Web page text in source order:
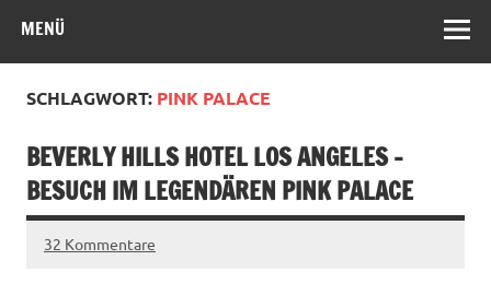
MENÜ
SCHLAGWORT: PINK PALACE
BEVERLY HILLS HOTEL LOS ANGELES –
BESUCH IM LEGENDÄREN PINK PALACE
32 Kommentare